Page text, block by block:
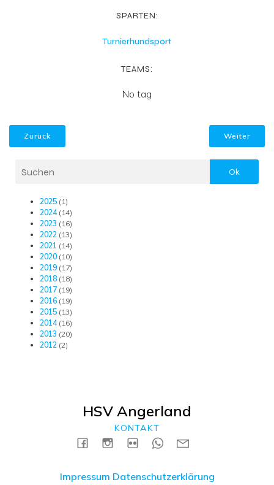
SPARTEN:
Turnierhundsport
TEAMS:
No tag
Zurück Weiter
Ok
2025 (1)
2024(14)
2023 (16)
2022 (13)
2021 (14)
2020 (10)
2019 (17)
2018 (18)
2017 (19)
2016 (19)
2015 (13)
2014(16)
2013 (20)
2012 (2)
HSV Angerland
KONTAKT
Impressum Datenschutzerklärung